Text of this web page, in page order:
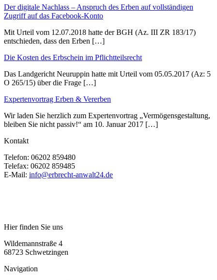
Der digitale Nachlass – Anspruch des Erben auf vollständigen
Zugriff auf das Facebook-Konto
Mit Urteil vom 12.07.2018 hatte der BGH (Az. III ZR 183/17)
entschieden, dass den Erben […]
Die Kosten des Erbschein im Pflichtteilsrecht
Das Landgericht Neuruppin hatte mit Urteil vom 05.05.2017 (Az: 5
O 265/15) über die Frage […]
Expertenvortrag Erben & Vererben
Wir laden Sie herzlich zum Expertenvortrag „Vermögensgestaltung,
bleiben Sie nicht passiv!“ am 10. Januar 2017 […]
Kontakt
Telefon: 06202 859480
Telefax: 06202 859485
E-Mail: info@erbrecht-anwalt24.de
Hier finden Sie uns
Wildemannstraße 4
68723 Schwetzingen
Navigation